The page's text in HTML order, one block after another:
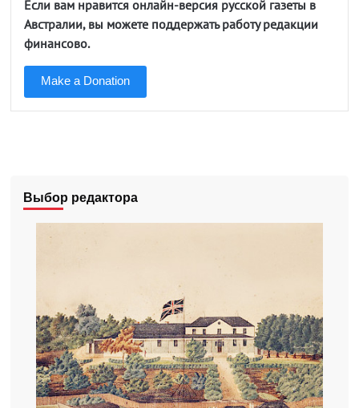
Если вам нравится онлайн-версия русской газеты в
Австралии, вы можете поддержать работу редакции
финансово.
Make a Donation
Выбор редактора